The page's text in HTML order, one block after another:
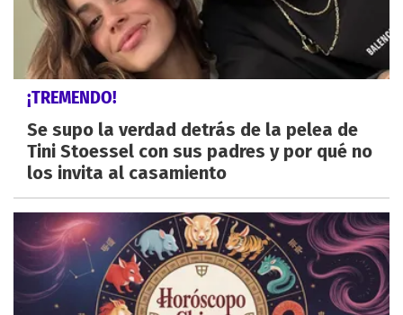
¡TREMENDO!
Se supo la verdad detrás de la pelea de
Tini Stoessel con sus padres y por qué no
los invita al casamiento